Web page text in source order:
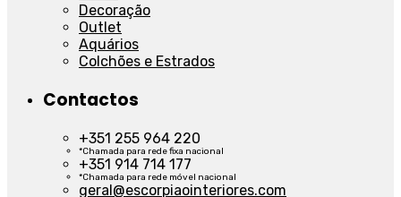
Decoração
Outlet
Aquários
Colchões e Estrados
Contactos
+351 255 964 220
*Chamada para rede fixa nacional
+351 914 714 177
*Chamada para rede móvel nacional
geral@escorpiaointeriores.com